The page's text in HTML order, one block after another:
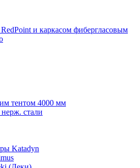
и каркасом фибергласовым
тентом 4000 мм
стали
Katadyn